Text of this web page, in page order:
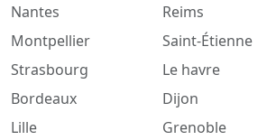
Nantes
Montpellier
Strasbourg
Bordeaux
Lille
Reims
Saint-Étienne
Le havre
Dijon
Grenoble